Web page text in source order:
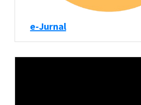
e-Jurnal